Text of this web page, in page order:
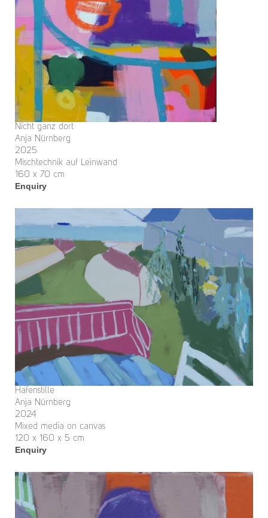
Nicht ganz dort
Anja Nürnberg
2025
Mischtechnik auf Leinwand
160 x 70 cm
Enquiry
Hafenstille
Anja Nürnberg
2024
Mixed media on canvas
120 x 160 x 5 cm
Enquiry